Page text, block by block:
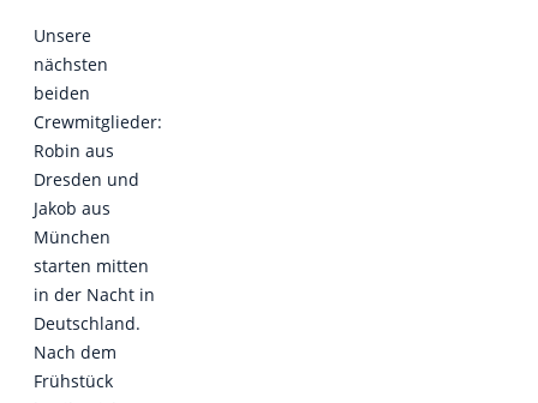
Unsere
nächsten
beiden
Crewmitglieder:
Robin aus
Dresden und
Jakob aus
München
starten mitten
in der Nacht in
Deutschland.
Nach dem
Frühstück